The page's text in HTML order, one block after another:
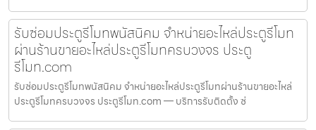
รับซ่อมประตูรีโมทพนัสนิคม จำหน่ายอะไหล่ประตูรีโมท
ผ่านร้านขายอะไหล่ประตูรีโมทครบวงจร ประตู
รีโมท.com
รับซ่อมประตูรีโมทพนัสนิคม จำหน่ายอะไหล่ประตูรีโมทผ่านร้านขายอะไหล่
ประตูรีโมทครบวงจร ประตูรีโมท.com — บริการรับติดตั้ง ซ่